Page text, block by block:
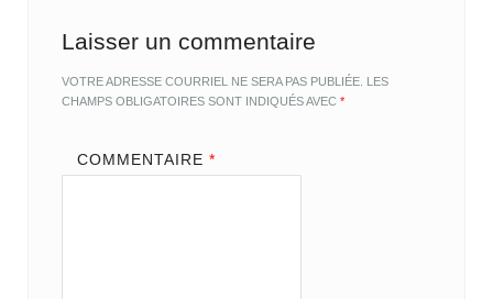
Laisser un commentaire
VOTRE ADRESSE COURRIEL NE SERA PAS PUBLIÉE. LES
CHAMPS OBLIGATOIRES SONT INDIQUÉS AVEC*
COMMENTAIRE *